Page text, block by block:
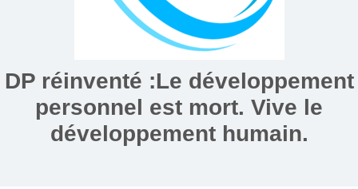
DP réinventé :Le développement
personnel est mort. Vive le
développement humain.